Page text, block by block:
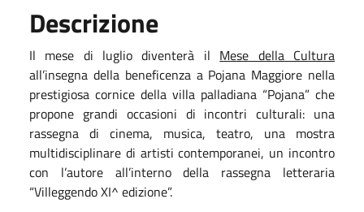
Descrizione
Il mese di luglio diventerà il Mese della Cultura
all’insegna della beneficenza a Pojana Maggiore nella
prestigiosa cornice della villa palladiana “Pojana” che
propone grandi occasioni di incontri culturali: una
rassegna di cinema, musica, teatro, una mostra
multidisciplinare di artisti contemporanei, un incontro
con l’autore all’interno della rassegna letteraria
“Villeggendo XI^ edizione”.